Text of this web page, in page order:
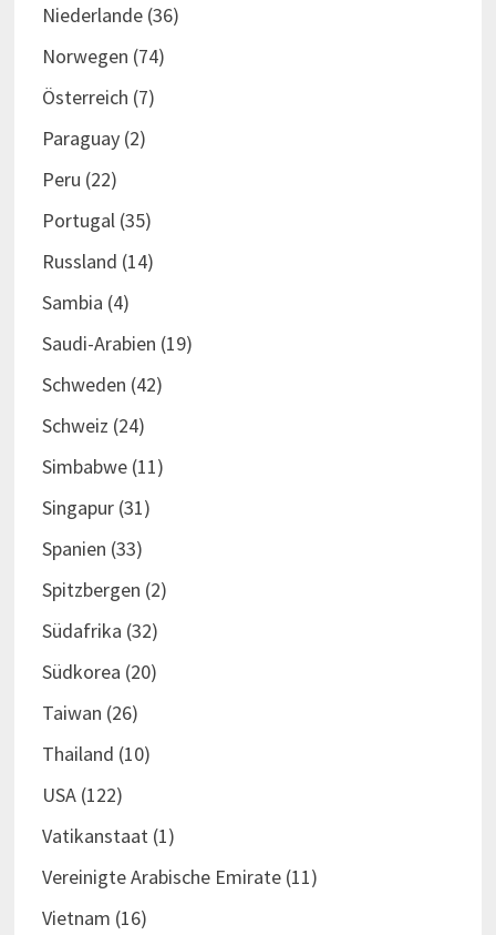
Niederlande(36)
Norwegen (74)
Österreich (7)
Paraguay(2)
Peru (22)
Portugal(35)
Russland (14)
Sambia (4)
Saudi-Arabien (19)
Schweden (42)
Schweiz (24)
Simbabwe(11)
Singapur(31)
Spanien (33)
Spitzbergen (2)
Südafrika (32)
Südkorea (20)
Taiwan (26)
Thailand (10)
USA(122)
Vatikanstaat(1)
Vereinigte Arabische Emirate(11)
Vietnam (16)